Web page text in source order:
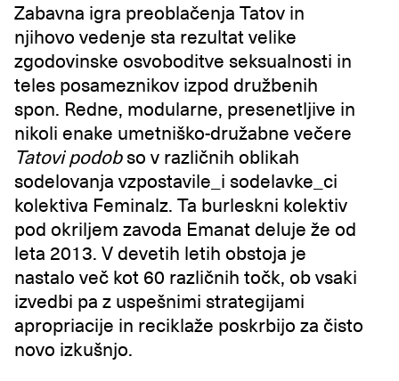
Zabavna igra preoblačenja Tatov in
njihovo vedenje sta rezultat velike
zgodovinske osvoboditve seksualnosti in
teles posameznikov izpod družbenih
spon. Redne, modularne, presenetljive in
nikoli enake umetniško-družabne večere
Tatovi podobso v različnih oblikah
sodelovanja vzpostavile_i sodelavke_ci
kolektiva Feminalz. Ta burleskni kolektiv
pod okriljem zavoda Emanat deluje že od
leta 2013. V devetih letih obstoja je
nastalo več kot 60 različnih točk, ob vsaki
izvedbi pa z uspešnimi strategijami
apropriacije in reciklaže poskrbijo za čisto
novo izkušnjo.